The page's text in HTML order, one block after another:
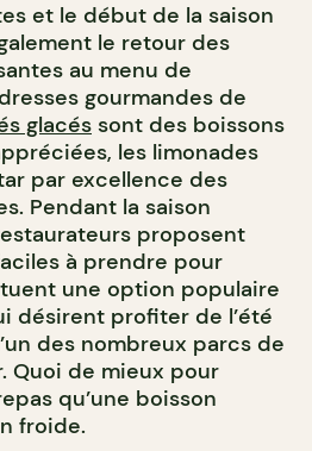
et le début de la saison
le retour des
au menu de
gourmandes de
glacés sont des boissons
les limonades
par excellence des
Pendant la saison
proposent
à prendre pour
une option populaire
désirent profiter de l’été
des nombreux parcs de
Quoi de mieux pour
qu’une boisson
froide.